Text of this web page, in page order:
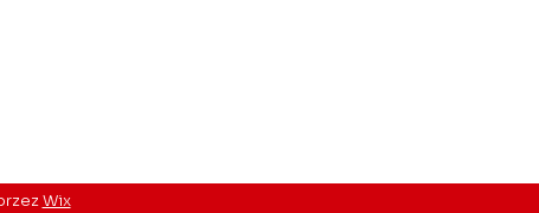
Wix